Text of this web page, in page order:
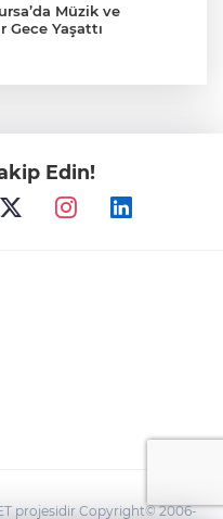
Müzik ve
Gece Yaşattı
Şoförler ve
Ziyaret
Edin!
projesidir Copyright© 2006-